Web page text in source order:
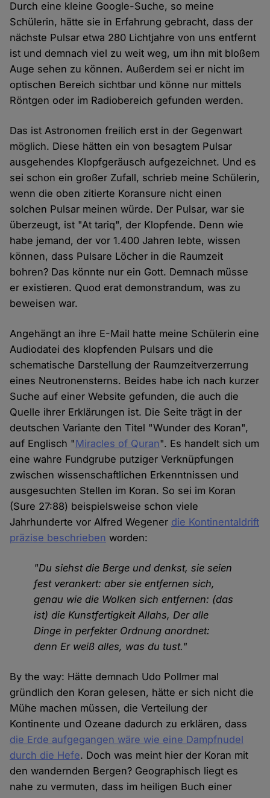
Durch eine kleine Google-Suche, so meine
Schülerin, hätte sie in Erfahrung gebracht, dass der
nächste Pulsar etwa 280 Lichtjahre von uns entfernt
ist und demnach viel zu weit weg, um ihn mit bloßem
Auge sehen zu können. Außerdem sei er nicht im
optischen Bereich sichtbar und könne nur mittels
Röntgen oder im Radiobereich gefunden werden.
Das ist Astronomen freilich erst in der Gegenwart
möglich. Diese hätten ein von besagtem Pulsar
ausgehendes Klopfgeräusch aufgezeichnet. Und es
sei schon ein großer Zufall, schrieb meine Schülerin,
wenn die oben zitierte Koransure nicht einen
solchen Pulsar meinen würde. Der Pulsar, war sie
überzeugt, ist "At tariq", der Klopfende. Denn wie
habe jemand, der vor 1.400 Jahren lebte, wissen
können, dass Pulsare Löcher in die Raumzeit
bohren? Das könnte nur ein Gott. Demnach müsse
er existieren. Quod erat demonstrandum, was zu
beweisen war.
Angehängt an ihre E-Mail hatte meine Schülerin eine
Audiodatei des klopfenden Pulsars und die
schematische Darstellung der Raumzeitverzerrung
eines Neutronensterns. Beides habe ich nach kurzer
Suche auf einer Website gefunden, die auch die
Quelle ihrer Erklärungen ist. Die Seite trägt in der
deutschen Variante den Titel "Wunder des Koran",
auf Englisch "Miracles of Quran". Es handelt sich um
eine wahre Fundgrube putziger Verknüpfungen
zwischen wissenschaftlichen Erkenntnissen und
ausgesuchten Stellen im Koran. So sei im Koran
(Sure 27:88) beispielsweise schon viele
Jahrhunderte vor Alfred Wegener die Kontinentaldrift
präzise beschrieben worden:
"Du siehst die Berge und denkst, sie seien
fest verankert: aber sie entfernen sich,
genau wie die Wolken sich entfernen: (das
ist) die Kunstfertigkeit Allahs, Der alle
Dinge in perfekter Ordnung anordnet:
denn Er weiß alles, was du tust."
By the way: Hätte demnach Udo Pollmer mal
gründlich den Koran gelesen, hätte er sich nicht die
Mühe machen müssen, die Verteilung der
Kontinente und Ozeane dadurch zu erklären, dass
die Erde aufgegangen wäre wie eine Dampfnudel
durch die Hefe. Doch was meint hier der Koran mit
den wandernden Bergen? Geographisch liegt es
nahe zu vermuten, dass im heiligen Buch einer